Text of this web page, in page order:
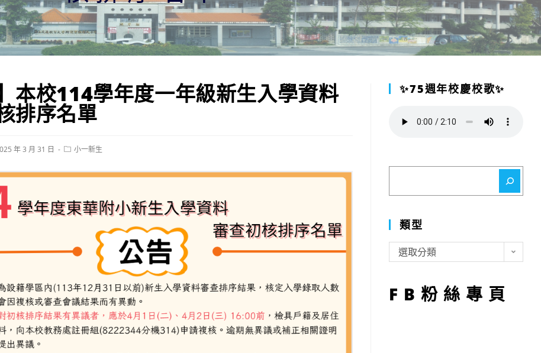
】本校114學年度一年級新生入學資料
排序名單
年 3 月 31 日
Post小一新生
✨75週年校慶校歌✨
類型
型
選取分類
FB粉絲專頁